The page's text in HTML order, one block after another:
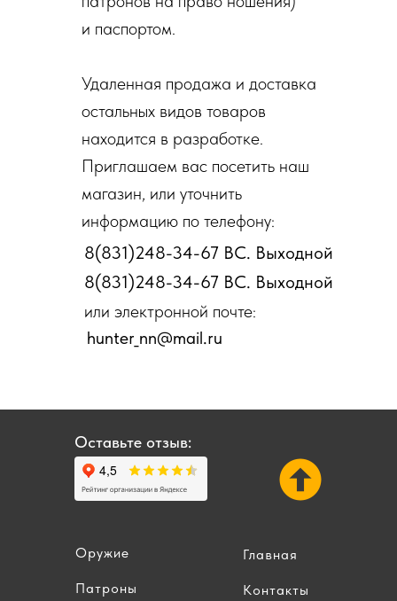
и паспортом.
Удаленная продажа и доставка
остальных видов товаров
находится в разработке.
Приглашаем вас посетить наш
магазин, или уточнить
информацию по телефону:
8(831)248-34-67 ВС. Выходной
8(831)248-34-67 ВС. Выходной
или электронной почте:
hunter_nn@mail.ru
Оставьте отзыв:
Оружие
Патроны
Главная
Контакты